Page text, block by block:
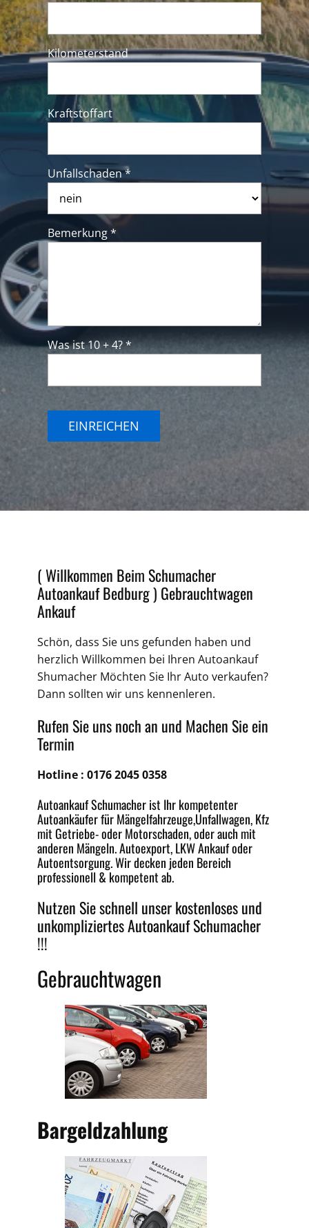
Kilometerstand
Kraftstoffart
Unfallschaden *
Bemerkung *
Was ist 10 + 4? *
EINREICHEN
( Willkommen Beim Schumacher
Autoankauf Bedburg ) Gebrauchtwagen
Ankauf
Schön, dass Sie uns gefunden haben und
herzlich Willkommen bei Ihren Autoankauf
Shumacher Möchten Sie Ihr Auto verkaufen?
Dann sollten wir uns kennenleren.
Rufen Sie uns noch an und Machen Sie ein
Termin
Hotline : 0176 2045 0358
Autoankauf Schumacher ist Ihr kompetenter
Autoankäufer für Mängelfahrzeuge,Unfallwagen, Kfz
mit Getriebe-oderMotorschaden, oder auch mit
anderen Mängeln.Autoexport, LKW Ankauf oder
Autoentsorgung. Wir decken jeden Bereich
professionell & kompetent ab.
Nutzen Sie schnell unser kostenloses und
unkompliziertesAutoankauf Schumacher
!!!
Gebrauchtwagen
Bargeldzahlung